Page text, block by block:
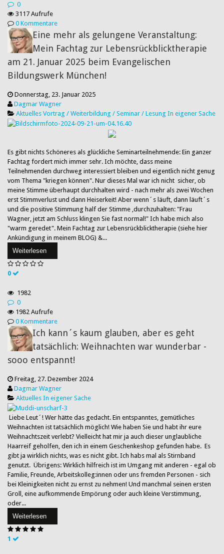
0
3117 Aufrufe
0 Kommentare
Eine mehr als gelungene Veranstaltung:
Mein Fachtag zur Lebensrückblicktherapie
am 21. Januar 2025 beim Evangelischen
Bildungswerk München!
Donnerstag, 23. Januar 2025
Dagmar Wagner
Aktuelles Vortrag / Weiterbildung / Seminar / Lesung In eigener Sache
​Es gibt nichts Schöneres als glückliche Seminarteilnehmende: Ein ganzer
Fachtag fordert mich immer sehr. Ich möchte, dass meine
Teilnehmenden durchweg interessiert bleiben und eigentlich nicht genug
vom Thema "kriegen können". Nur dieses Mal war ich nicht sicher, ob
meine Stimme überhaupt durchhalten wird - nach mehr als zwei Wochen
erst Stimmverlust und dann Heiserkeit! Aber wenn´s läuft, dann läuft´s
und die positive Stimmung half der Stimme ,durchzuhalten: "Frau
Wagner, jetzt am Schluss klingen Sie fast normal!" Ich habe mich also
"warm geredet". Mein Fachtag zur Lebensrückblicktherapie (siehe hier
Ankündigung in meinem BLOG) &...
Weiterlesen
0
1982
0
1982 Aufrufe
0 Kommentare
Ich kann´s kaum glauben, aber es geht
tatsächlich: Weihnachten war wunderbar -
sooo entspannt!
Freitag, 27. Dezember 2024
Dagmar Wagner
Aktuelles In eigener Sache
Liebe Leut´! Wer hätte das gedacht. Ein entspanntes, gemütliches
Weihnachten ist tatsächlich möglich! Wie haben Sie und habt ihr eure
Weihnachtszeit verlebt? Vielleicht hat mir ja auch dieser unglaubliche
Haarreif geholfen, den ich in einem Geschenkeshop gefunden habe. Es
gibt ja wirklich nichts, was es nicht gibt. Ich habs mal als Stirnband
genutzt. Übrigens: Wirklich hilfreich ist im Umgang mit anderen - egal ob
Familie, Freunde, Arbeitskolleg:innen oder uns fremden Personen - sich
bei Kleinigkeiten nicht zu ernst zu nehmen! Und manchmal seinen ersten
Groll, eine aufkommende Empörung oder auch kleine Verstimmung,
oder...
Weiterlesen
1